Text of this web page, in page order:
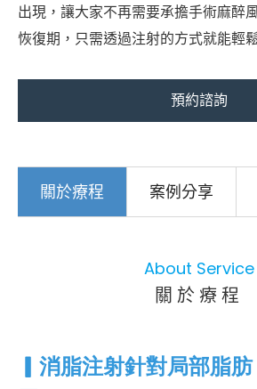
出現，讓大家不再需要承擔手術麻醉
恢復期，只需透過注射的方式就能輕
預約諮詢
關於療程 案例分享
About Service
關於療程
▎消脂注射針對局部脂